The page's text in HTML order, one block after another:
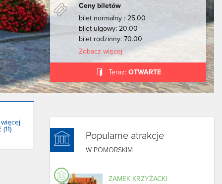
Ceny biletów
bilet normalny : 25.00
bilet ulgowy: 20.00
bilet rodzinny: 70.00
Zobacz więcej
Teraz:OTWARTE
Popularne atrakcje
W POMORSKIM
ZAMEK KRZYŻACKI